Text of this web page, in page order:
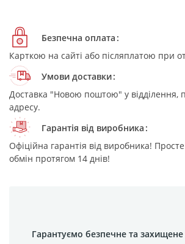
Безпечна оплата
Карткою на сайті або післяплатою при
Умови доставки
Доставка "Новою поштою" у відділення,
адресу.
Гарантія від виробника
Офіційна гарантія від виробника!
обмін протягом 14 днів!
Гарантуємо безпечне та